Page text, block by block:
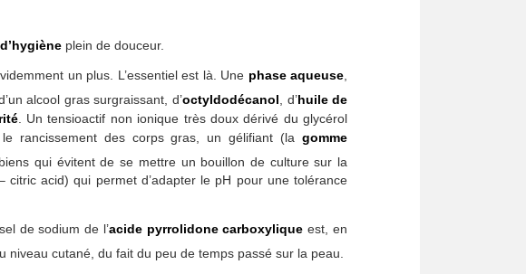
plein de douceur.
un plus. L’essentiel est là. Une phase aqueuse
alcool gras surgraissant, d’octyldodécanol , d’huile de
. Un tensioactif non ionique très doux dérivé du glycérol
rancissement des corps gras, un gélifiant (lagomme
qui évitent de se mettre un bouillon de culture sur la
acid) qui permet d’adapter le pH pour une tolérance
de sodium de l’acide pyrrolidone carboxylique est, en
niveau cutané, du fait du peu de temps passé sur la peau.